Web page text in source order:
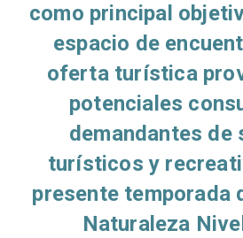
como principal
espacio de
oferta turística
potenciales
demandantes de
turísticos y
presente temporada
Naturaleza